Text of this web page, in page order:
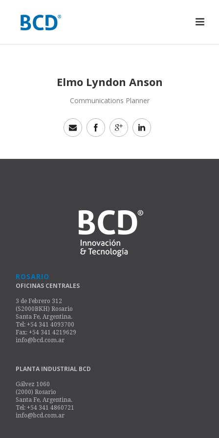
Elmo Lyndon Anson
Communications Planner
ROSARIO
OFICINAS CENTRALES
3 de Febrero 312
(S2000BKH) Rosario
Santa Fe, Argentina.
Tel: +54 341 4093700
Fax: +54 341 4219629
info@bcd.com.ar
PLANTA INDUSTRIAL BCD
Gálvez 1060
(2000) Rosario
Santa Fe, Argentina.
Tel: +54 341 4860721
info@bcd.com.ar